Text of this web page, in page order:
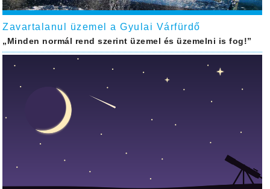
Zavartalanul üzemel a Gyulai Várfürdő
„Minden normál rend szerint üzemel és üzemelni is fog!”